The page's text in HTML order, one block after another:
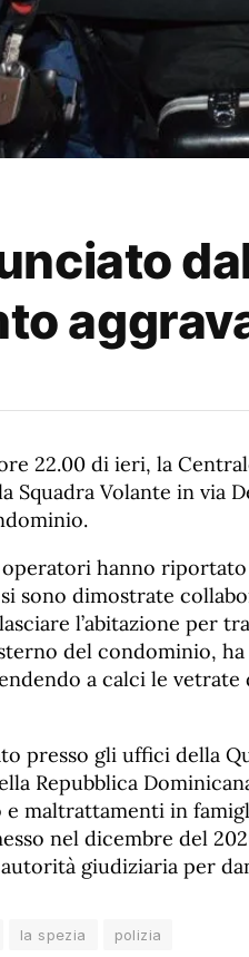
22.00 di ieri, la
Squadra Volante in via
hanno
sono dimostrate
l’abitazione per
del condominio,
a calci le
presso gli uffici della
Repubblica
maltrattamenti in
nel dicembre del
giudiziaria per
la spezia polizia